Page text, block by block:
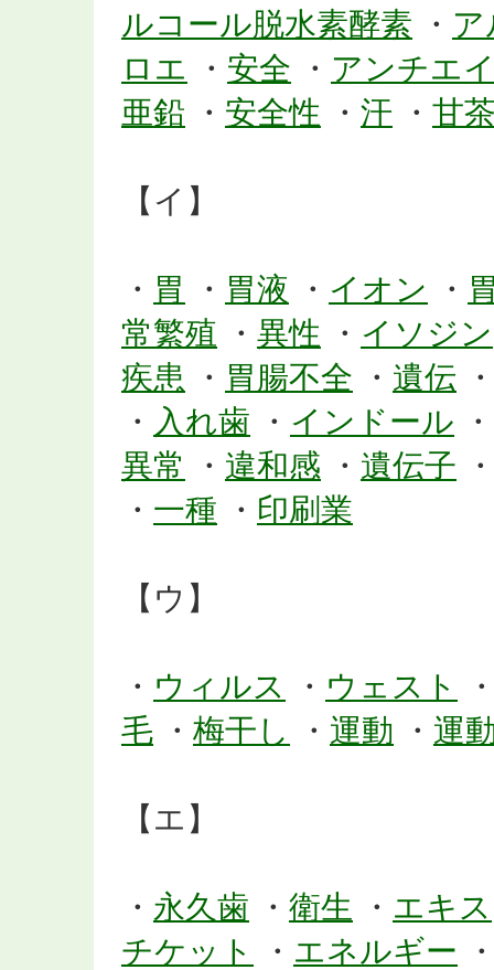
ルコール脱水素酵素 ・
ロエ ・ 安全 ・ アンチエ
亜鉛 ・ 安全性 ・ 汗 ・ 甘
【イ】
・ 胃 ・ 胃液 ・ イオン ・
常繁殖 ・ 異性 ・ イソジン
疾患 ・ 胃腸不全 ・ 遺伝
・ 入れ歯 ・ インドール ・
異常
・ 違和感 ・ 遺伝子
・ 一種 ・ 印刷業
【ウ】
・ ウィルス ・ ウェスト
毛 ・ 梅干し ・ 運動 ・ 運
【エ】
・ 永久歯 ・ 衛生 ・ エキス
チケット
・ エネルギー